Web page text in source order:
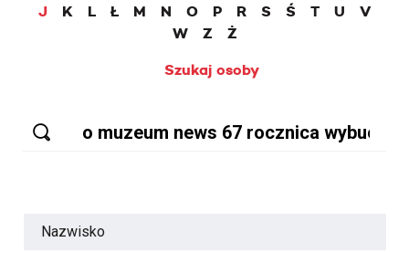
J
K L Ł M N O P R S Ś T U
V
W
Z
Ż
Szukaj osoby
Nazwisko